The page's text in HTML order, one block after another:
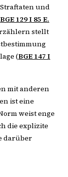
und
BGE 129 I 85 E.
stellt
(BGE 147 I
mit anderen
ist eine
weist enge
die explizite
darüber